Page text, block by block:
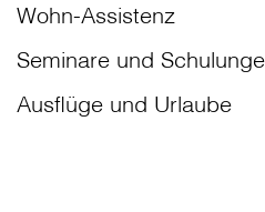
Wohn-Assistenz
Seminare und
Ausflüge und Urlaube